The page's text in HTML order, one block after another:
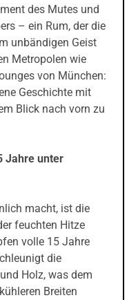
des Mutes und
– ein Rum, der die
unbändigen Geist
Metropolen wie
von München:
Geschichte mit
Blick nach vorn zu
Jahre unter
macht, ist die
feuchten Hitze
volle 15 Jahre
die
Holz, was dem
Breiten